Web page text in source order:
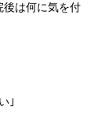
後は何に気を付
｣